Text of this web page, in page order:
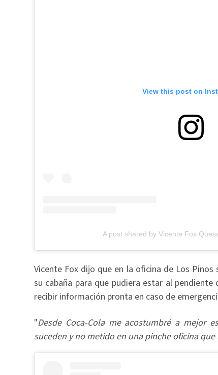
View this post on
A post shared by Vicente Fox
Vicente Fox dijo que en la oficina de Los
su cabaña para que pudiera estar al
recibir información pronta en caso de
"Desde Coca-Cola me acostumbré a mejor
suceden y no metido en una pinche oficina